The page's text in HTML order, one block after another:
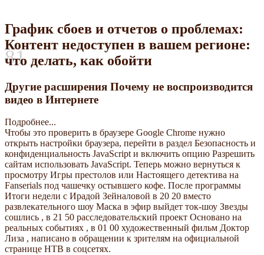
81
График сбоев и отчетов о проблемах:
Контент недоступен в вашем регионе:
что делать, как обойти
Другие расширения Почему не воспроизводится
видео в Интернете
Подробнее...
Чтобы это проверить в браузере Google Chrome нужно
открыть настройки браузера, перейти в раздел Безопасность и
конфиденциальность JavaScript и включить опцию Разрешить
сайтам использовать JavaScript. Теперь можно вернуться к
просмотру Игры престолов или Настоящего детектива на
Fanserials под чашечку остывшего кофе. После программы
Итоги недели с Ирадой Зейналовой в 20 20 вместо
развлекательного шоу Маска в эфир выйдет ток-шоу Звезды
сошлись , в 21 50 расследовательский проект Основано на
реальных событиях , в 01 00 художественный фильм Доктор
Лиза , написано в обращении к зрителям на официальной
странице НТВ в соцсетях.